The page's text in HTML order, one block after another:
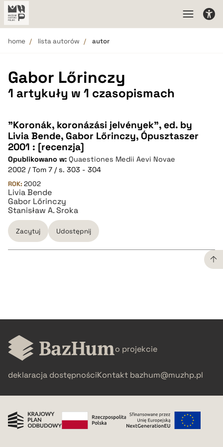
home lista autorów autor
Gabor Lőrinczy
1 artykuły w 1 czasopismach
"Koronák, koronázási jelvények", ed. by
Livia Bende, Gabor Lőrinczy, Ópusztaszer
2001 : [recenzja]
Opublikowano w: Quaestiones Medii Aevi Novae
2002 / Tom 7 / s. 303 - 304
ROK: 2002
Livia Bende
Gabor Lőrinczy
Stanisław A. Sroka
Zacytuj Udostępnij
BIBTEX
o projekcie
deklaracja dostępnościKontakt bazhum@muzhp.pl